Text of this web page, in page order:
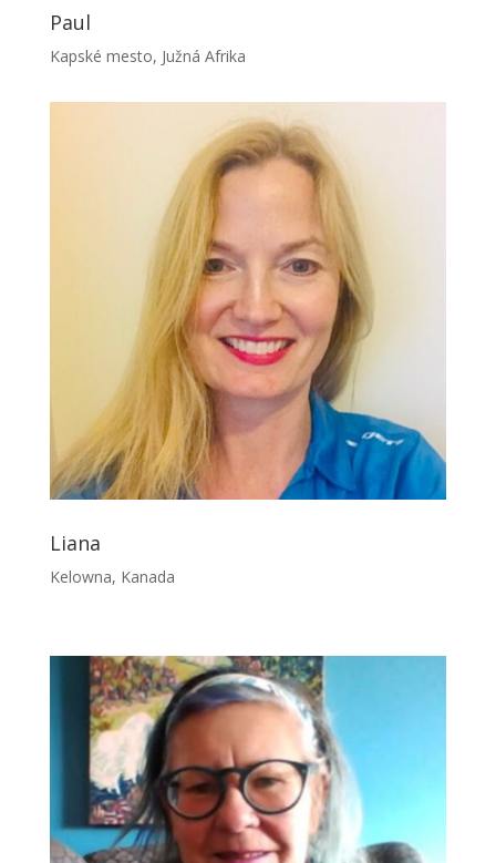
Paul
Kapské mesto, Južná Afrika
Liana
Kelowna, Kanada